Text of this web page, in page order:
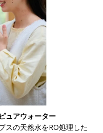
ュアウォーター
スの天然水をRO処理した